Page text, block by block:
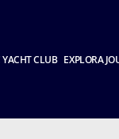
YACHT CLUB EXPLORA